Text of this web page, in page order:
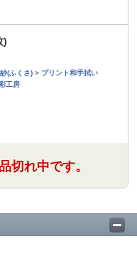
)
(ふくさ) > プリント和手拭い
工房
切れ中です。